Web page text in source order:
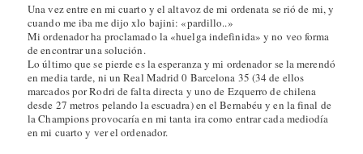
Una vez entre en mi cuarto y el altavoz de mi ordenata se rió de mi, y
cuando me iba me dijo xlo bajini: «pardillo..»
Mi ordenador ha proclamado la «huelga indefinida» y no veo forma
de encontrar una solución.
Lo último que se pierde es la esperanza y mi ordenador se la merendó
en media tarde, ni un Real Madrid 0 Barcelona 35 (34 de ellos
marcados por Rodri de falta directa y uno de Ezquerro de chilena
desde 27 metros pelando la escuadra) en el Bernabéu y en la final de
la Champions provocaría en mi tanta ira como entrar cada mediodía
en mi cuarto y ver el ordenador.